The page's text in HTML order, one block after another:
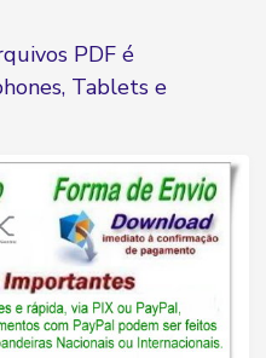
PDF é
Tablets e